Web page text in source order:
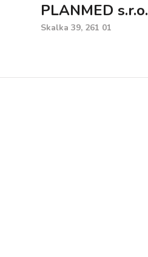
PLANMED s.r.o.
Skalka 39, 261 01